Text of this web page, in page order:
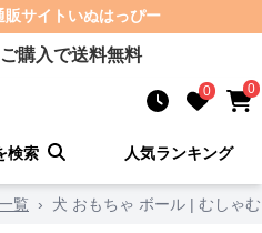
販サイト いぬはっぴー
購入で送料無料
0 0
検索 人気ランキング
覧 › 犬 おもちゃ ボール | むしゃ